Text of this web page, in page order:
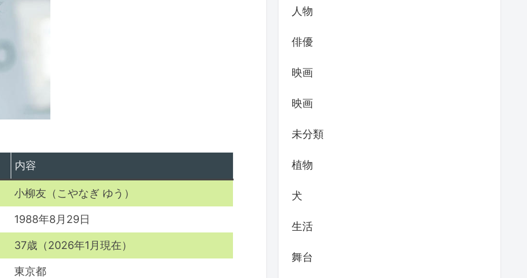
内容
小柳友（こやなぎ ゆう）
1988年8月29日
37歳（2026年1月現在）
東京都
人物
俳優
映画
映画
未分類
植物
犬
生活
舞台